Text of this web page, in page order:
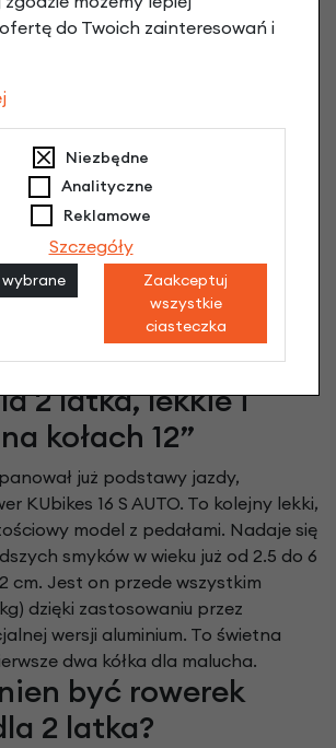
2 latka, lekkie i
kołach 12”
już podstawy jazdy,
KUbikes 16 S AUTO. To kolejny lekki,
model z pedałami. Nadaje się
smyków w wieku już od 2.5 do 6
cm. Jest on przede wszystkim
dzięki zastosowaniu przez
wersji aluminium. To świetna
dwa kółka dla malucha.
być rowerek
2 latka?
do Twoich zainteresowań i
Niezbędne
Analityczne
Reklamowe
Szczegóły
Zaakceptuj
wszystkie
ciasteczka